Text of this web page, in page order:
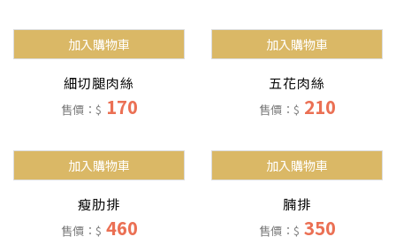
加入購物車
細切腿肉絲
售價：$ 170
加入購物車
五花肉絲
售價：$ 210
加入購物車
瘦肋排
售價：$ 460
加入購物車
腩排
售價：$ 350